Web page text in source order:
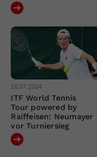
20.07.2024
ITF World Tennis
Tour powered by
Raiffeisen: Neumayer
vor Turniersieg